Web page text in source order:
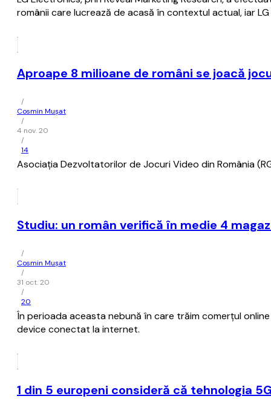
românii care lucrează de acasă în contextul actual, iar
Aproape 8 milioane de români se joacă
/
Cosmin Mușat
/
4 nov. 20
/
14
Asociaţia Dezvoltatorilor de Jocuri Video din România
Studiu: un român verifică în medie 4
/
Cosmin Mușat
/
31 oct. 20
/
20
În perioada aceasta nebună în care trăim comerţul
device conectat la internet.
1 din 5 europeni consideră că tehnologia